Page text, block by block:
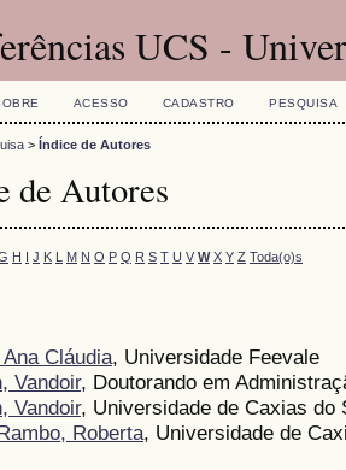
UCS -
ACESSO CADASTRO PESQUISA
> Índice de Autores
de Autores
H I J K L M N O P Q R S T U V W X Y Z Toda(o)s
Cláudia, Universidade Feevale
Vandoir, Doutorando em
Vandoir, Universidade de Caxias do
Roberta, Universidade de